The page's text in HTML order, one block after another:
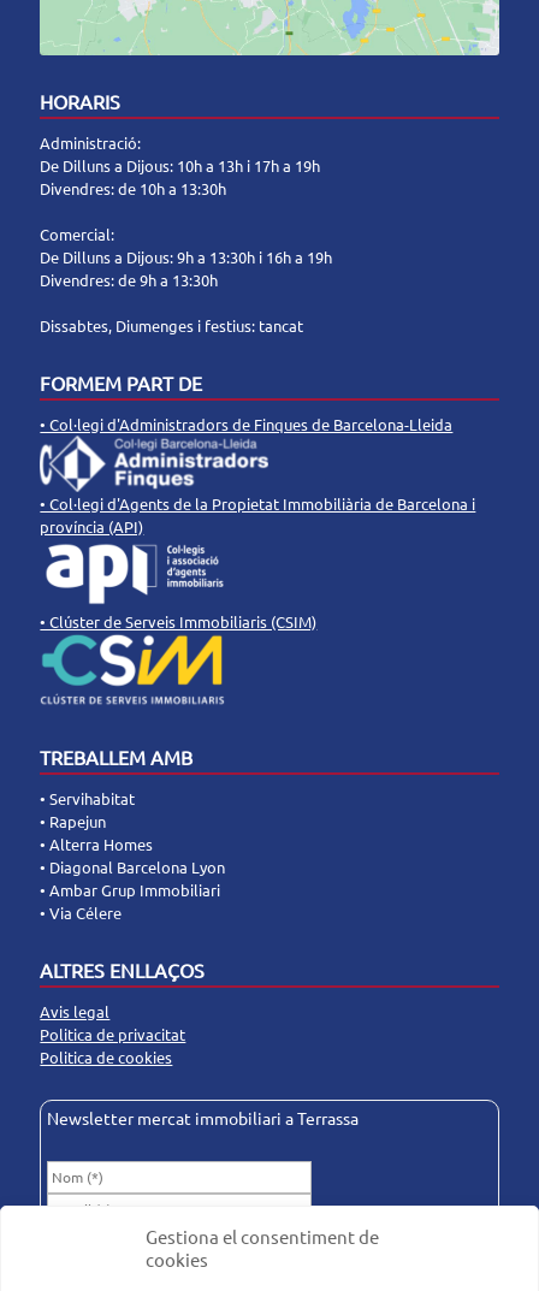
Gestiona el consentiment de
cookies
HORARIS
Administració:
De Dilluns a Dijous: 10h a 13h i 17h a 19h
Divendres: de 10h a 13:30h
Comercial:
De Dilluns a Dijous: 9h a 13:30h i 16h a 19h
Divendres: de 9h a 13:30h
Dissabtes, Diumenges i festius: tancat
FORMEM PART DE
• Col·legi d'Administradors de Finques de Barcelona-Lleida
• Col·legi d'Agents de la Propietat Immobiliària de Barcelona i
província (API)
• Clúster de Serveis Immobiliaris (CSIM)
TREBALLEM AMB
• Servihabitat
• Rapejun
• Alterra Homes
• Diagonal Barcelona Lyon
• Ambar Grup Immobiliari
• Via Célere
ALTRES ENLLAÇOS
Avis legal
Politica de privacitat
Politica de cookies
Newsletter mercat immobiliari a Terrassa
He llegit i accepto laPolitica de privacitat. (*)
Autoritzo l'enviament d'informació. (*)